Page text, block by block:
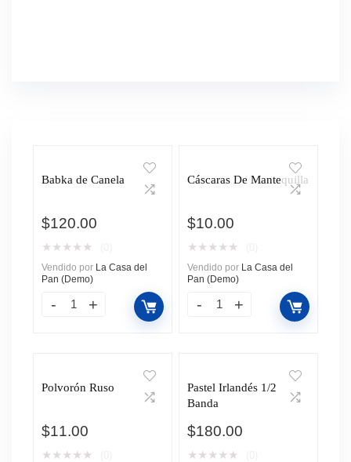
Babka de Canela
$120.00
★ ★ ★ ★ ★
Vendido por La Casa del
Pan (Demo)
Cáscaras De Mantequilla
$10.00
★ ★ ★ ★ ★
Vendido por La Casa del
Pan (Demo)
Polvorón Ruso
$11.00
★ ★ ★ ★ ★
Pastel Irlandés 1/2
Banda
$180.00
★ ★ ★ ★ ★